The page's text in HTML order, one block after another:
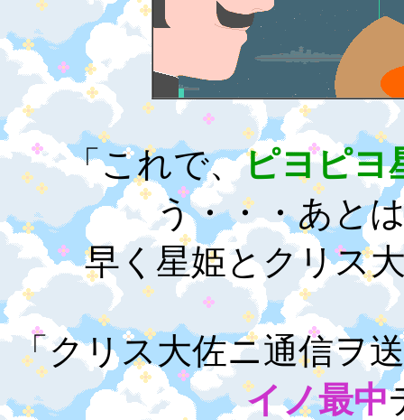
「これで、ピヨピヨ
う・・・あと
早く星姫とクリス
「クリス大佐ニ通信ヲ
イノ最中